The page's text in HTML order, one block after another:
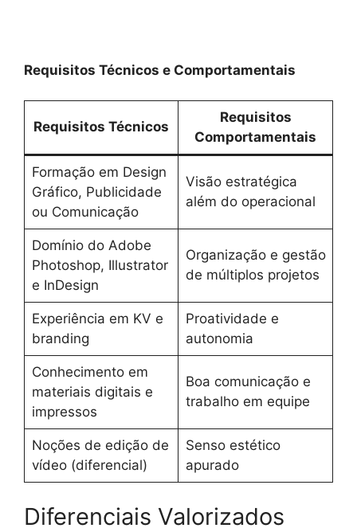
Requisitos Técnicos e Comportamentais
Requisitos Técnicos
Requisitos
Comportamentais
Formação em Design
Gráfico, Publicidade
ou Comunicação
Visão estratégica
além do operacional
Domínio do Adobe
Photoshop, Illustrator
e InDesign
Organização e gestão
de múltiplos projetos
Experiência em KV e
branding
Proatividade e
autonomia
Conhecimento em
materiais digitais e
impressos
Boa comunicação e
trabalho em equipe
Noções de edição de
vídeo (diferencial)
Senso estético
apurado
Diferenciais Valorizados